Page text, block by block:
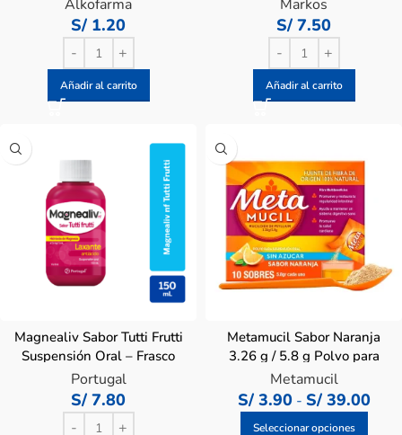
Alkofarma
S/ 1.20
Añadir al carrito
Markos
S/ 7.50
Añadir al carrito
Magnealiv Sabor Tutti Frutti
Suspensión Oral – Frasco
150 ML
Portugal
S/ 7.80
Metamucil Sabor Naranja
3.26 g / 5.8 g Polvo para
Suspensión Oral
Metamucil
S/3.90 - S/39.00
Seleccionar opciones